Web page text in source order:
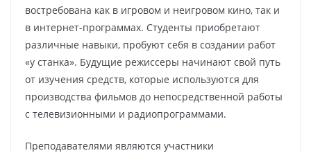
востребована как в игровом и неигровом кино, так и
в интернет-программах. Студенты приобретают
различные навыки, пробуют себя в создании работ
«у станка». Будущие режиссеры начинают свой путь
от изучения средств, которые используются для
производства фильмов до непосредственной работы
с телевизионными и радиопрограммами.
Преподавателями являются участники